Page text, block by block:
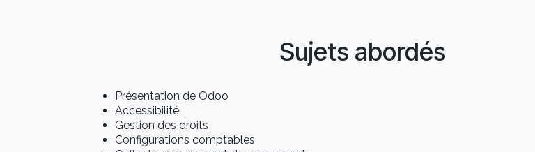
Sujets abordés
Présentation de Odoo
Accessibilité
Gestion des droits
Configurations comptables